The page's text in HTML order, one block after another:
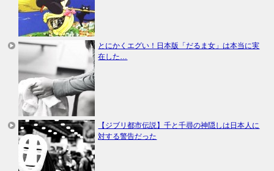
とにかくエグい！日本版「だるま女」は本当に実
在した…
【ジブリ都市伝説】千と千尋の神隠しは日本人に
対する警告だった